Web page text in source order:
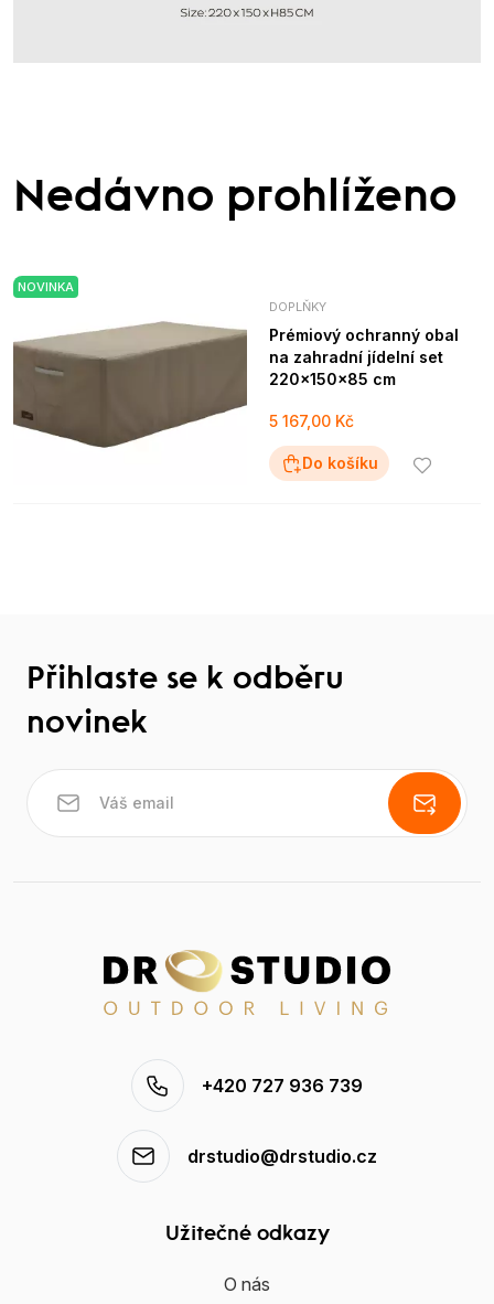
Nedávno prohlíženo
NOVINKA
DOPLŇKY
Prémiový ochranný obal
na zahradní jídelní set
220x150x85 cm
5 167,00 Kč
Do košíku
Přihlaste se k odběru
novinek
+420 727 936 739
drstudio@drstudio.cz
Užitečné odkazy
O nás